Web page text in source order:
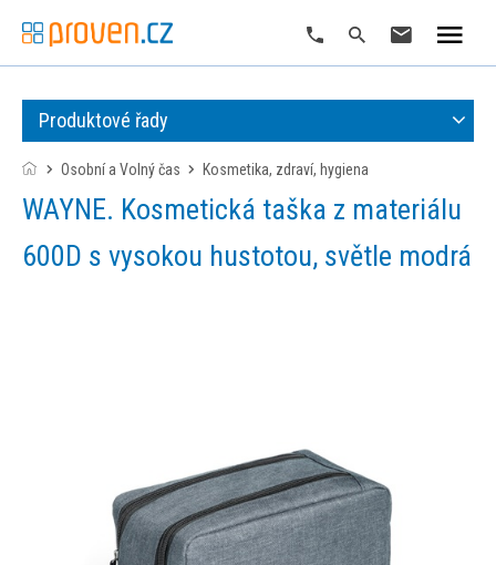
Produktové řady
Osobní a Volný čas kosmetika, zdraví, hygiena
WAYNE. Kosmetická taška z materiálu
600D s vysokou hustotou, světle modrá